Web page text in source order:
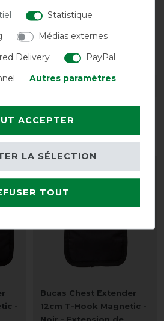
dépend de nombreux facteurs,
- ensoleillement - humidité - vent -
SÉCURITÉ DES PRODUITS
parfaits pour vous
-
-10%
Bucas Chest Extender
12cm T-Hook Magnetic -
Statistique
Médias externes
Delivery
PayPal
Autres paramètres
ACCEPTER
TOUT
LA SÉLECTION